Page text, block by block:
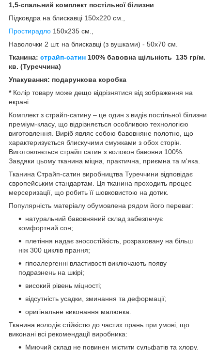
1,5-спальний комплект постільної білизни
Підковдра на блискавці 150x220 см.,
Простирадло 150x235 см.,
Наволочки 2 шт. на блискавці (з вушками) - 50х70 см.
Тканина: страйп-сатин 100% бавовна щільність
135 гр/м.
кв. (Туреччина)
Упакування: подарункова коробка
* Колір товару може дещо відрізнятися від зображення на
екрані.
Комплект з страйп-сатину – це один з видів постільної білизни
преміум-класу, що відрізняється особливою технологією
виготовлення. Виріб являє собою бавовняне полотно, що
характеризується блискучими смужками з обох сторін.
Виготовляється страйп сатин з волокон бавовни 100%.
Завдяки цьому тканина міцна, практична, приємна та м'яка.
Тканина Страйп-сатин виробництва Туреччини відповідає
європейським стандартам. Ця тканина проходить процес
мерсеризації, що робить її шовковистою на дотик.
Популярність матеріалу обумовлена рядом його переваг:
натуральний бавовняний склад забезпечує
комфортний сон;
плетіння надає зносостійкість, розраховану на більш
ніж 300 циклів прання;
гіпоалергенні властивості виключають появу
подразнень на шкірі;
високий рівень міцності;
відсутність усадки, зминання та деформації;
оригінальне виконання малюнка.
Тканина володіє стійкістю до частих прань при умові, що
виконані всі рекомендації виробника:
Миючий склад не повинен містити сульфатів та хлору.